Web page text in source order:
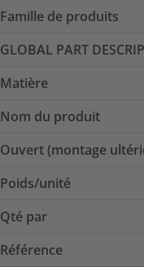
Famille de produits
GLOBAL PART
Matière
Nom du produit
Ouvert (montage
Poids/unité
Qté par
Référence